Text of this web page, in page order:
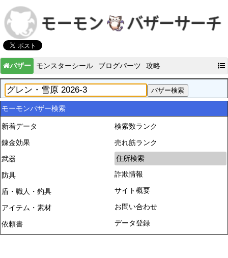
バザー モンスターシール ブログパーツ 攻略
モーモンバザー検索
新着データ
錬金効果
武器
防具
盾・職人・釣具
アイテム・素材
依頼書
検索数ランク
売れ筋ランク
住所検索
詐欺情報
サイト概要
お問い合わせ
データ登録